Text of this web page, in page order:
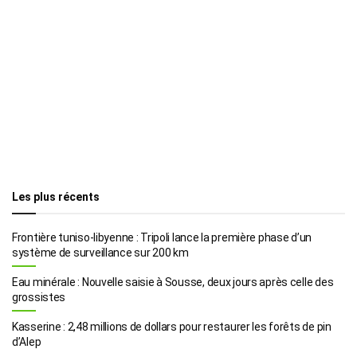
Les plus récents
Frontière tuniso-libyenne : Tripoli lance la première phase d’un
système de surveillance sur 200 km
Eau minérale : Nouvelle saisie à Sousse, deux jours après celle des
grossistes
Kasserine : 2,48 millions de dollars pour restaurer les forêts de pin
d’Alep